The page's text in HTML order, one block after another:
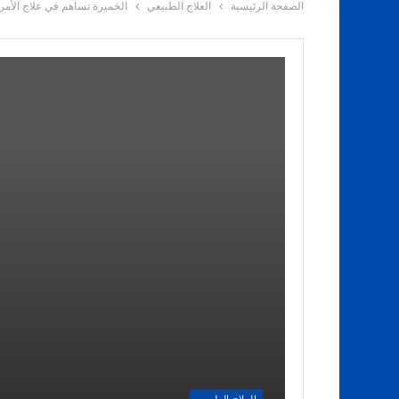
الصفحة الرئيسية العلاج الطبيعي الخميرة تساهم في علاج